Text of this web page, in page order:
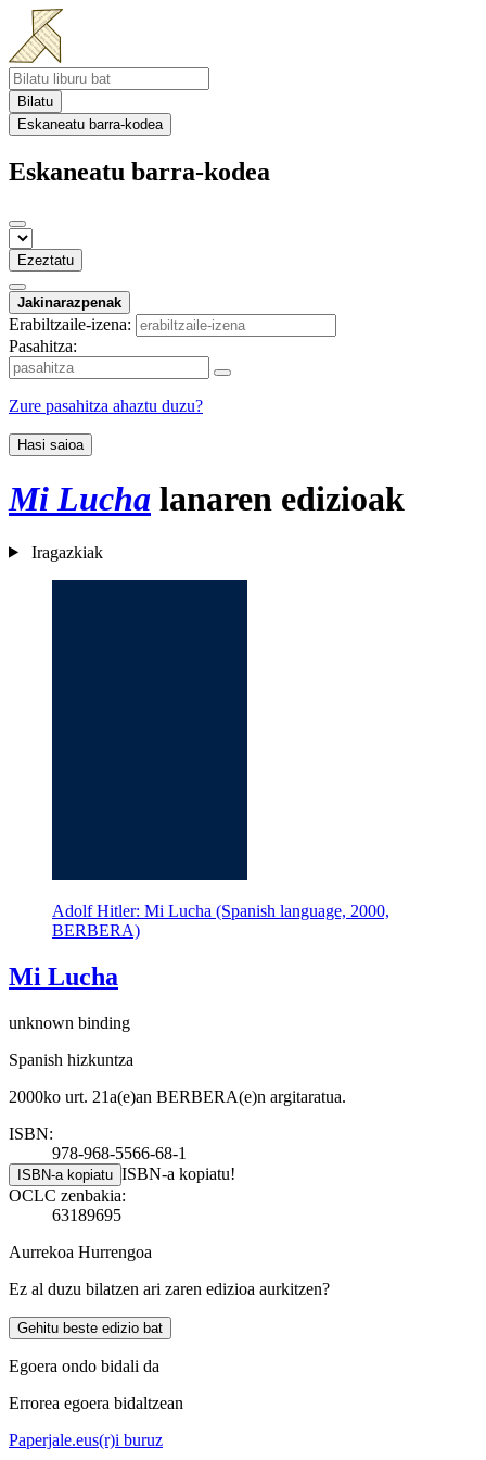
Bilatu
Eskaneatu barra-kodea
Eskaneatu barra-kodea
Ezeztatu
Jakinarazpenak
Erabiltzaile-izena:
Pasahitza:
Zure pasahitza ahaztu duzu?
Hasi saioa
Mi Lucha lanaren edizioak
Iragazkiak
Adolf Hitler: Mi Lucha (Spanish language, 2000,
BERBERA)
Mi Lucha
unknown binding
Spanish hizkuntza
2000ko urt. 21a(e)an BERBERA(e)n argitaratua.
ISBN:
978-968-5566-68-1
ISBN-a kopiatu ISBN-a kopiatu!
OCLC zenbakia:
63189695
Aurrekoa Hurrengoa
Ez al duzu bilatzen ari zaren edizioa aurkitzen?
Gehitu beste edizio bat
Egoera ondo bidali da
Errorea egoera bidaltzean
Paperjale.eus(r)i buruz